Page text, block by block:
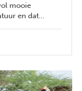
mooie
en dat